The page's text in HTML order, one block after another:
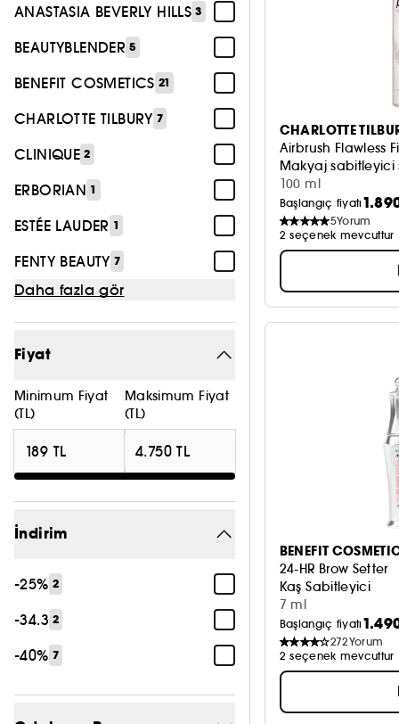
ANASTASIA BEVERLY HILLS 3
BEAUTYBLENDER 5
BENEFIT COSMETICS 21
CHARLOTTE TILBURY 7
CLINIQUE 2
ERBORIAN 1
ESTÉE LAUDER 1
FENTY BEAUTY 7
Daha fazla gör
Fiyat
Minimum Fiyat
(TL)
Maksimum Fiyat
(TL)
İndirim
-25% 2
-34.3 2
-40% 7
CHARLOTTE
Airbrush Flawless
Makyaj sabitleyici
100 ml
Başlangıç fiyatı
5Yorum
2 seçenek mevcuttur
BENEFIT
24-HR Brow Setter
Kaş Sabitleyici
7 ml
Başlangıç fiyatı
272Yorum
2 seçenek mevcuttur